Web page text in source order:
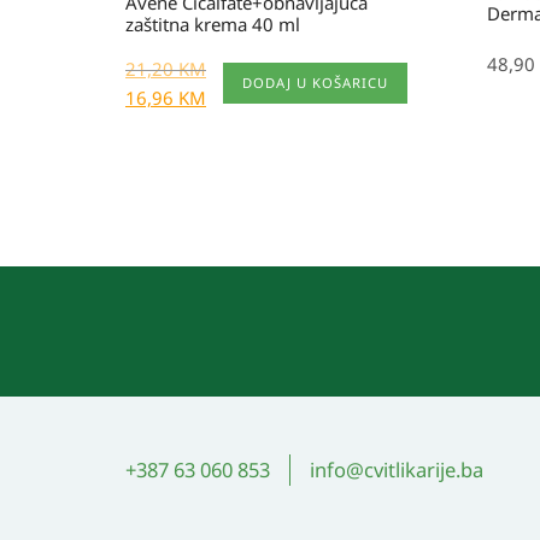
zaštitna krema 40 ml
21,20KM
16,96 KM
DODAJ U KOŠARICU
48,90
+387 63 060 853 info@cvitlikarije.ba